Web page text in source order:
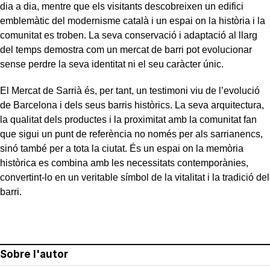
dia a dia, mentre que els visitants descobreixen un edifici
emblemàtic del modernisme català i un espai on la història i la
comunitat es troben. La seva conservació i adaptació al llarg
del temps demostra com un mercat de barri pot evolucionar
sense perdre la seva identitat ni el seu caràcter únic.
El Mercat de Sarrià és, per tant, un testimoni viu de l’evolució
de Barcelona i dels seus barris històrics. La seva arquitectura,
la qualitat dels productes i la proximitat amb la comunitat fan
que sigui un punt de referència no només per als sarrianencs,
sinó també per a tota la ciutat. És un espai on la memòria
històrica es combina amb les necessitats contemporànies,
convertint-lo en un veritable símbol de la vitalitat i la tradició del
barri.
Sobre l'autor